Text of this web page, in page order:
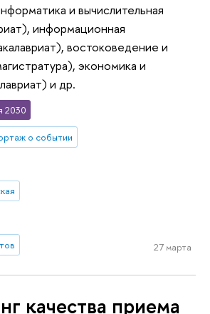
и вычислительная
информационная
востоковедение и
экономика и
и др.
2030
о событии
27 марта
качества приема